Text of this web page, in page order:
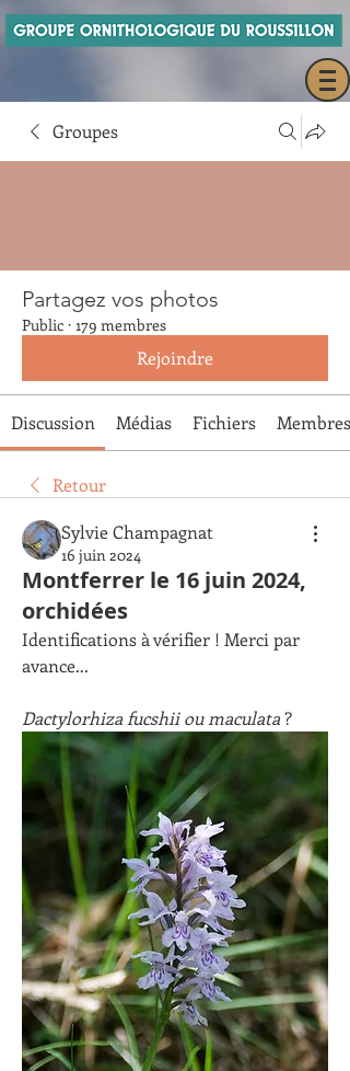
Groupes
Partagez vos photos
Public · 179 membres
Rejoindre
Discussion Médias Fichiers Membres
Retour
Sylvie Champagnat
16 juin 2024
Montferrer le 16 juin 2024,
orchidées
Identifications à vérifier ! Merci par
avance...
Dactylorhiza fucshii ou maculata ?